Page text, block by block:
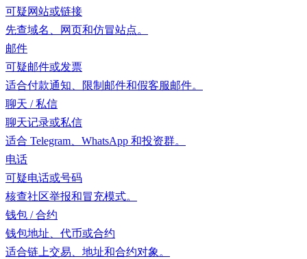
可疑网站或链接
先查域名、网页和仿冒站点。
邮件
可疑邮件或发票
适合付款通知、限制邮件和假客服邮件。
聊天 / 私信
聊天记录或私信
适合 Telegram、WhatsApp 和投资群。
电话
可疑电话或号码
核查社区举报和冒充模式。
钱包 / 合约
钱包地址、代币或合约
适合链上交易、地址和合约对象。